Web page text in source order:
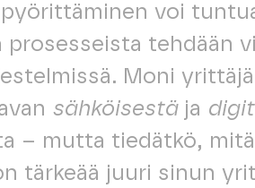
voi
prosesseista tehdään
Moni
sähköisestäja
– mutta tiedätkö,
tärkeää juuri sinun